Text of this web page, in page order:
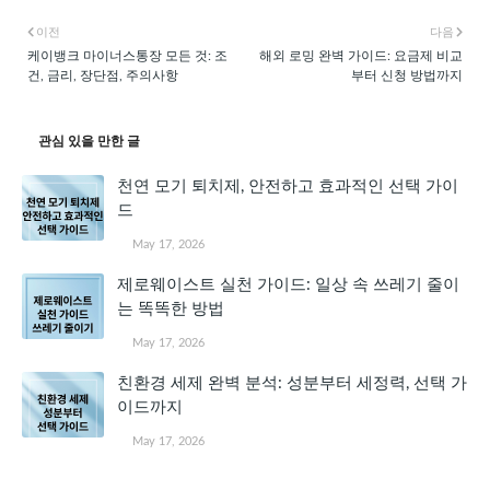
다음
해외 로밍 완벽 가이드: 요금제 비교
부터 신청 방법까지
이전
케이뱅크 마이너스통장 모든 것: 조
건, 금리, 장단점, 주의사항
관심 있을 만한 글
천연 모기 퇴치제, 안전하고 효과적인 선택 가이
드
May 17, 2026
제로웨이스트 실천 가이드: 일상 속 쓰레기 줄이
는 똑똑한 방법
May 17, 2026
친환경 세제 완벽 분석: 성분부터 세정력, 선택 가
이드까지
May 17, 2026